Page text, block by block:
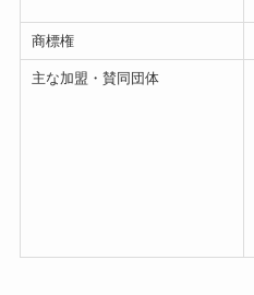
商標権
主な加盟・賛同団体